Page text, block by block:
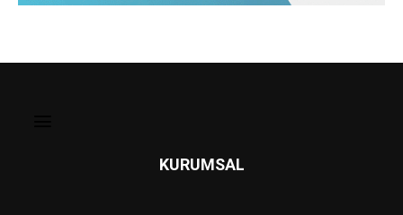
KURUMSAL